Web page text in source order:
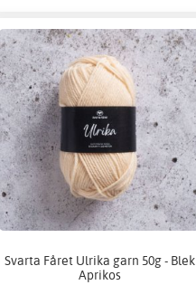
Svarta Fåret Ulrika garn 50g - Blek
Aprikos